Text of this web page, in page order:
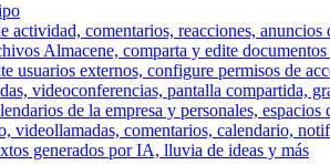
actividad, comentarios, reacciones, anuncios
Almacene, comparta y edite
usuarios externos, configure permisos de
videoconferencias, pantalla compartida,
de la empresa y personales,
videollamadas, comentarios, calendario,
generados por IA, lluvia de ideas y más